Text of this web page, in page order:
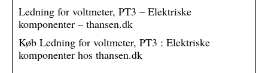
Ledning for voltmeter, PT3 – Elektriske
komponenter – thansen.dk
Køb Ledning for voltmeter, PT3 : Elektriske
komponenter hos thansen.dk